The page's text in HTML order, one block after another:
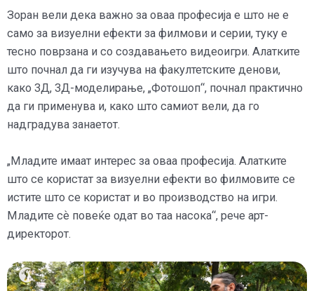
Зоран вели дека важно за оваа професија е што не е
само за визуелни ефекти за филмови и серии, туку е
тесно поврзана и со создавањето видеоигри. Алатките
што почнал да ги изучува на факултетските денови,
како 3Д, 3Д-моделирање, „Фотошоп“, почнал практично
да ги применува и, како што самиот вели, да го
надградува занаетот.
„Младите имаат интерес за оваа професија. Алатките
што се користат за визуелни ефекти во филмовите се
истите што се користат и во производство на игри.
Младите сѐ повеќе одат во таа насока“, рече арт-
директорот.